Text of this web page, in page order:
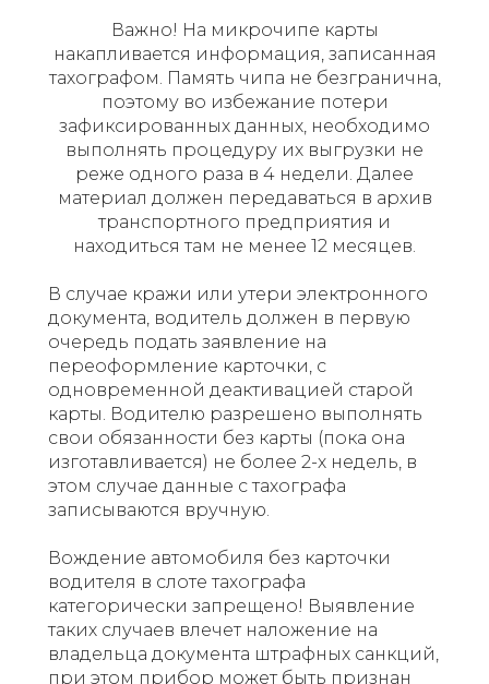
Важно! На микрочипе карты
накапливается информация, записанная
тахографом. Память чипа не безгранична,
поэтому во избежание потери
зафиксированных данных, необходимо
выполнять процедуру их выгрузки не
реже одного раза в 4 недели. Далее
материал должен передаваться в архив
транспортного предприятия и
находиться там не менее 12 месяцев.
В случае кражи или утери электронного
документа, водитель должен в первую
очередь подать заявление на
переоформление карточки, с
одновременной деактивацией старой
карты. Водителю разрешено выполнять
свои обязанности без карты (пока она
изготавливается) не более 2-х недель, в
этом случае данные с тахографа
записываются вручную.
Вождение автомобиля без карточки
водителя в слоте тахографа
категорически запрещено! Выявление
таких случаев влечет наложение на
владельца документа штрафных санкций,
при этом прибор может быть признан